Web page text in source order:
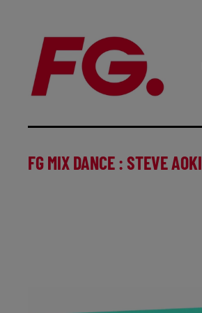
FG MIX DANCE : STEVE AOKI